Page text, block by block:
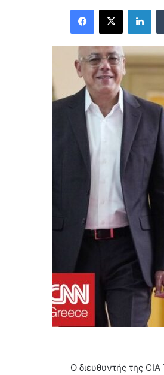
email
Facebook
X
Ο διευθυντής της